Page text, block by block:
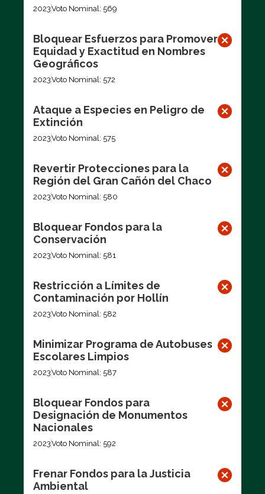
2023Voto Nominal: 569
Bloquear Esfuerzos para Promover
Equidad y Exactitud en Nombres
Geográficos
2023Voto Nominal: 572
Ataque a Especies en Peligro de
Extinción
2023Voto Nominal: 575
Revertir Protecciones para la
Región del Gran Cañón del Chaco
2023Voto Nominal: 580
Bloquear Fondos para la
Conservación
2023Voto Nominal: 581
Restricción a Límites de
Contaminación por Hollín
2023Voto Nominal: 582
Minimizar Programa de Autobuses
Escolares Limpios
2023Voto Nominal: 587
Bloquear Fondos para
Designación de Monumentos
Nacionales
2023Voto Nominal: 592
Frenar Fondos para la Justicia
Ambiental